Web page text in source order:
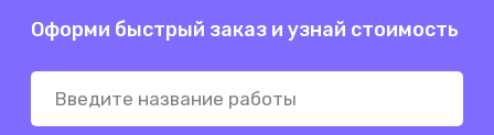
Оформи быстрый заказ и узнай стоимость